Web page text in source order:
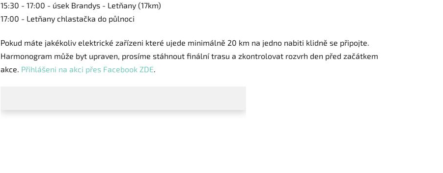
15:30 - 17:00 - úsek Brandys - Letňany (17km)
17:00 - Letňany chlastačka do půlnoci
Pokud máte jakékoliv elektrické zařízeni které ujede minimálně 20 km na jedno nabiti klidně se připojte.
Harmonogram může byt upraven, prosíme stáhnout finální trasu a zkontrolovat rozvrh den před začátkem
akce. Přihlášeni na akci přes Facebook ZDE.